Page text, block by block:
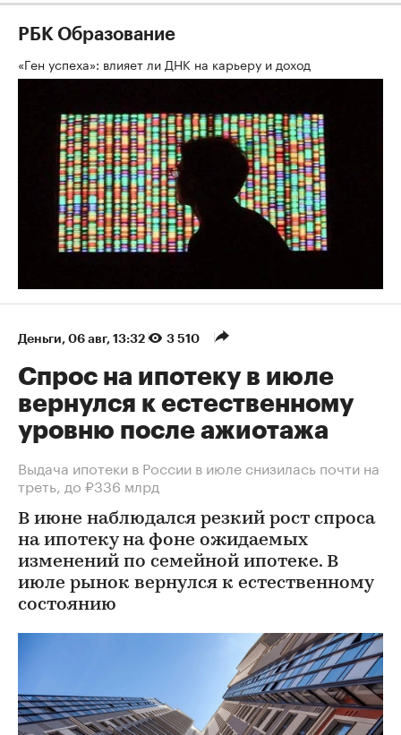
РБК Образование
«Ген успеха»: влияет ли ДНК на карьеру и доход
Деньги 06 авг, 13:32 3 510
Спрос на ипотеку в июле
вернулся к естественному
уровню после ажиотажа
Выдача ипотеки в России в июле снизилась почти на
треть, до ₽336 млрд
В июне наблюдался резкий рост спроса
на ипотеку на фоне ожидаемых
изменений по семейной ипотеке. В
июле рынок вернулся к естественному
состоянию